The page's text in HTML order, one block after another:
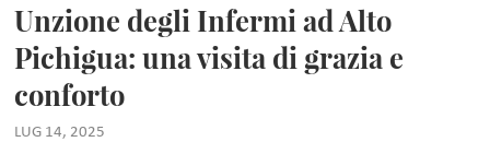
Unzione degli Infermi ad Alto
Pichigua: una visita di grazia e
conforto
LUG 14, 2025